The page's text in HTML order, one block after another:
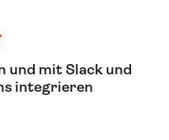
und mit Slack und
integrieren